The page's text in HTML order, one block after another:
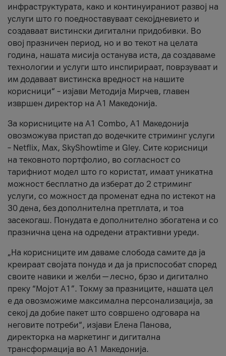
инфраструктурата, како и континуираниот развој на
услуги што го поедноставуваат секојдневието и
создаваат вистински дигитални придобивки. Во
овој празничен период, но и во текот на целата
година, нашата мисија останува иста, да создаваме
технологии и услуги што инспирираат, поврзуваат и
им додаваат вистинска вредност на нашите
корисници“ – изјави Методија Мирчев, главен
извршен директор на А1 Македонија.
За корисниците на A1 Combo, А1 Македонија
овозможува пристап до водечките стриминг услуги
– Netflix, Max, SkyShowtime и Gley. Сите корисници
на тековното портфолио, во согласност со
тарифниот модел што го користат, имаат уникатна
можност бесплатно да изберат до 2 стриминг
услуги, со можност да променат една по истекот на
30 дена, без дополнителна претплата, и тоа
засекогаш. Понудата е дополнително збогатена и со
празнична цена на одредени атрактивни уреди.
„На корисниците им даваме слобода самите да ја
креираат својата понуда и да ја приспособат според
своите навики и желби — лесно, брзо и дигитално
преку “Мојот А1”. Токму за празниците, нашата цел
е да овозможиме максимална персонализација, за
секој да добие пакет што совршено одговара на
неговите потреби“, изјави Елена Панова,
директорка на маркетинг и дигитална
трансформација во А1 Македонија.